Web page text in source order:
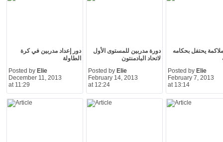
دور إعداد مدربين في كرة
الطاولة
Posted by Elie
December 11, 2013
at 11:29
دورة مدربين للمستوى الأول
لاتحاد البادمنتون
Posted by Elie
February 14, 2013
at 12:24
يحتفل بحكامه
Posted by Elie
February 7, 2013
at 13:14